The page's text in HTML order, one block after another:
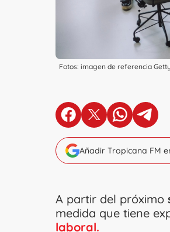
Fotos: imagen de referencia
en Facebook
en X en en
Añadir Tropicana FM
A partir del próximo
medida que tiene
laboral.